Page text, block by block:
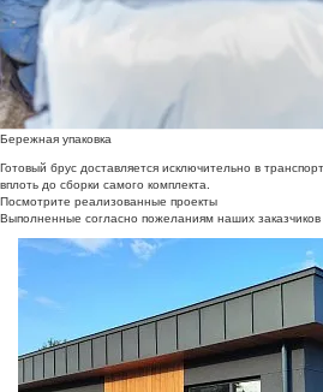
Бережная упаковка
Готовый брус доставляется исключительно в
вплоть до сборки самого комплекта.
Посмотрите реализованные проекты
Выполненные согласно пожеланиям наших заказчиков